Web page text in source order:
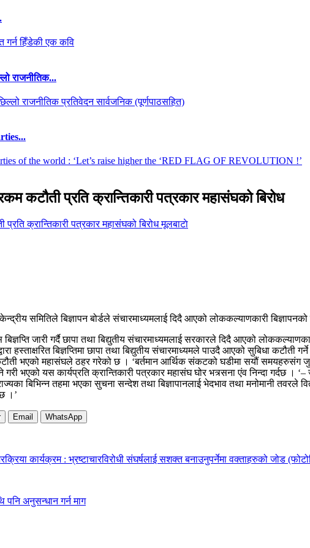
राजनीतिक...
कटौती प्रति क्रान्तिकारी पत्रकार महासंघको बिरोध
मूलबाटाे
समितिले बिज्ञापन बोर्डले संचारमाध्यमलाई दिदै आएको लोककल्याणकारी
जारी गर्दै छापा तथा बिद्युतीय संचारमाध्यमलाई सरकारले दिदै आएको
हस्ताक्षरित बिज्ञप्तिमा छापा तथा बिद्युतीय संचारमाध्यमले पाउदै आएको सुबिधा
भएको महासंघले ठहर गरेको छ । ‘बर्तमान आर्थिक संकटको घडीमा सयौं समयहरुसंग
गरी भएको यस कार्यप्रति क्रान्तिकारी पत्रकार महासंघ घोर भत्र्सना एंव निन्दा गर्दछ । ‘–
बिभिन्न तहमा भएका सुचना सन्देश तथा बिज्ञापानलाई भेदभाव तथा मनोमानी
।’
Email WhatsApp
कार्यक्रम : भ्रष्टाचारविरोधी संघर्षलाई सशक्त बनाउनुपर्नेमा वक्ताहरुको जोड
पनि अनुसन्धान गर्न माग